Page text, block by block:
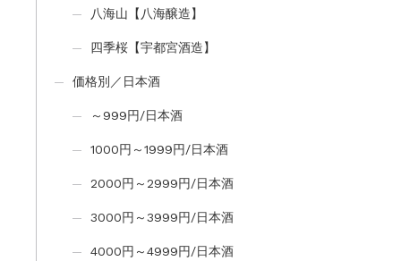
八海山【八海醸造】
四季桜【宇都宮酒造】
価格別／日本酒
～999円/日本酒
1000円～1999円/日本酒
2000円～2999円/日本酒
3000円～3999円/日本酒
4000円～4999円/日本酒